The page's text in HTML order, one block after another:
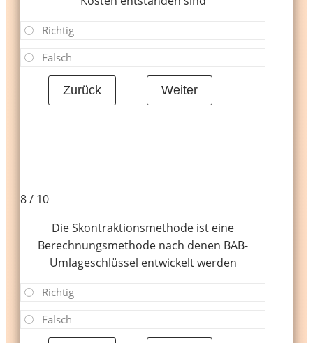
Richtig
Falsch
8 / 10
Die Skontraktionsmethode ist eine
Berechnungsmethode nach denen BAB-
Umlageschlüssel entwickelt werden
Richtig
Falsch